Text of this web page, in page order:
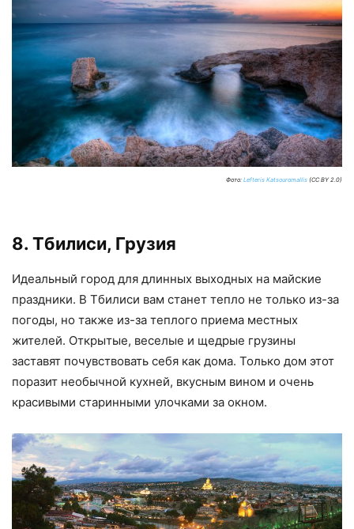
Фото: Lefteris Katsouromallis (CC BY 2.0)
8. Тбилиси, Грузия
Идеальный город для длинных выходных на майские
праздники. В Тбилиси вам станет тепло не только из-за
погоды, но также из-за теплого приема местных
жителей. Открытые, веселые и щедрые грузины
заставят почувствовать себя как дома. Только дом этот
поразит необычной кухней, вкусным вином и очень
красивыми старинными улочками за окном.